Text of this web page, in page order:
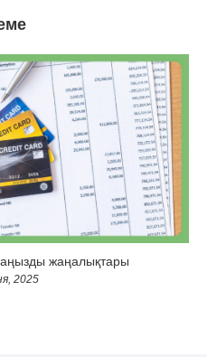
жаңалықтары
2025